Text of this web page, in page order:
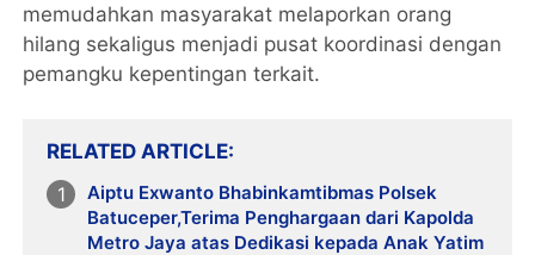
memudahkan masyarakat melaporkan orang
hilang sekaligus menjadi pusat koordinasi dengan
pemangku kepentingan terkait.
RELATED ARTICLE
Aiptu Exwanto Bhabinkamtibmas Polsek
Batuceper,Terima Penghargaan dari Kapolda
Metro Jaya atas Dedikasi kepada Anak Yatim